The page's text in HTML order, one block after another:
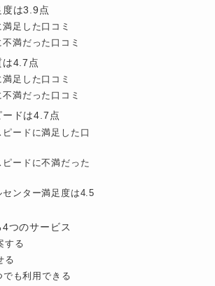
は3.9点
足した口コミ
満だった口コミ
4.7点
足した口コミ
満だった口コミ
ドは4.7点
ードに満足した口
ードに不満だった
ンター満足度は4.5
つのサービス
する
る
も利用できる